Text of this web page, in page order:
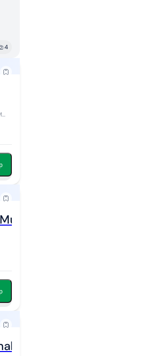
4
Gading City Bekasi
Hutan Kota